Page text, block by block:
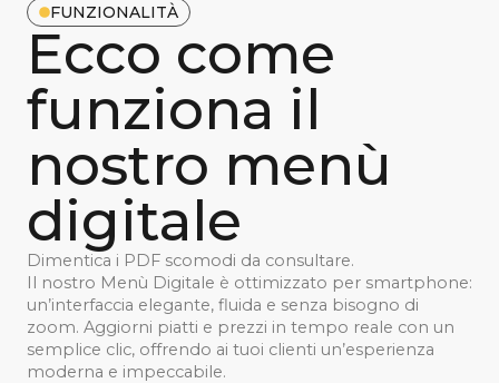
FUNZIONALITÀ
Ecco come
funziona il
nostro menù
digitale
Dimentica i PDF scomodi da consultare.
Il nostro Menù Digitale è ottimizzato per smartphone:
un’interfaccia elegante, fluida e senza bisogno di
zoom. Aggiorni piatti e prezzi in tempo reale con un
semplice clic, offrendo ai tuoi clienti un’esperienza
moderna e impeccabile.